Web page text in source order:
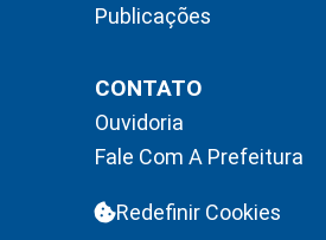
Publicações
CONTATO
Ouvidoria
Fale Com A Prefeitura
Redefinir Cookies